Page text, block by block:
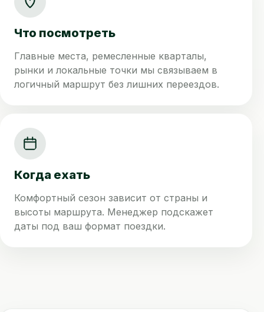
Что посмотреть
Главные места, ремесленные кварталы,
рынки и локальные точки мы связываем в
логичный маршрут без лишних переездов.
Когда ехать
Комфортный сезон зависит от страны и
высоты маршрута. Менеджер подскажет
даты под ваш формат поездки.